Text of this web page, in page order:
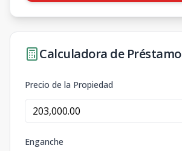
Calculadora de
Precio de la Propiedad
Enganche